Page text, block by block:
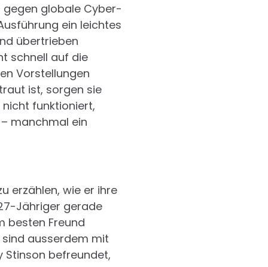
gegen globale Cyber-
ein leichtes
übertrieben
schnell auf die
Vorstellungen
ist, sorgen sie
funktioniert,
manchmal ein
erzählen, wie er ihre
Jähriger gerade
besten Freund
sind ausserdem mit
Stinson befreundet,